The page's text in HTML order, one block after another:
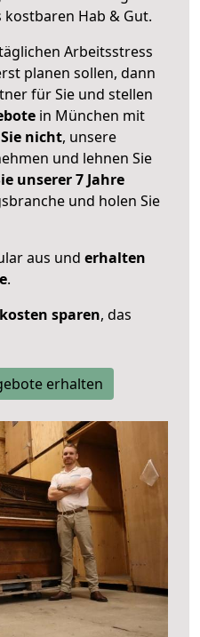
Hab & Gut.
Arbeitsstress
planen sollen, dann
für Sie und stellen
in München mit
nicht, unsere
und lehnen Sie
unserer 7 Jahre
und holen Sie
aus und erhalten
.
sparen, das
erhalten